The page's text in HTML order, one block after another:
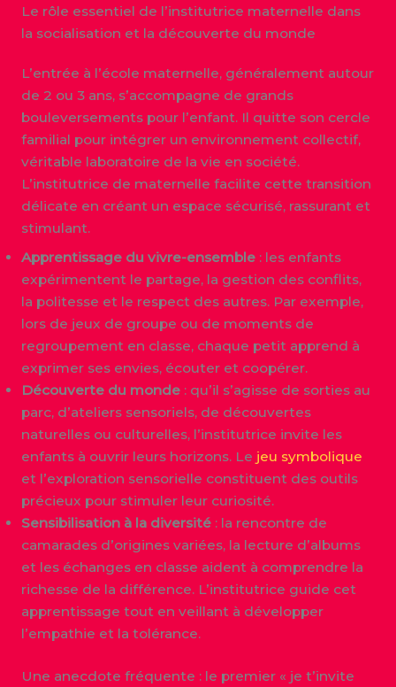
Le rôle essentiel de l’institutrice maternelle dans
la socialisation et la découverte du monde
L’entrée à l’école maternelle, généralement autour
de 2 ou 3 ans, s’accompagne de grands
bouleversements pour l’enfant. Il quitte son cercle
familial pour intégrer un environnement collectif,
véritable laboratoire de la vie en société.
L’institutrice de maternelle facilite cette transition
délicate en créant un espace sécurisé, rassurant et
stimulant.
Apprentissage du vivre-ensemble: les enfants
expérimentent le partage, la gestion des conflits,
la politesse et le respect des autres. Par exemple,
lors de jeux de groupe ou de moments de
regroupement en classe, chaque petit apprend à
exprimer ses envies, écouter et coopérer.
Découverte du monde: qu’il s’agisse de sorties au
parc, d’ateliers sensoriels, de découvertes
naturelles ou culturelles, l’institutrice invite les
enfants à ouvrir leurs horizons. Le jeu symbolique
et l’exploration sensorielle constituent des outils
précieux pour stimuler leur curiosité.
Sensibilisation à la diversité: la rencontre de
camarades d’origines variées, la lecture d’albums
et les échanges en classe aident à comprendre la
richesse de la différence. L’institutrice guide cet
apprentissage tout en veillant à développer
l’empathie et la tolérance.
Une anecdote fréquente : le premier « je t’invite